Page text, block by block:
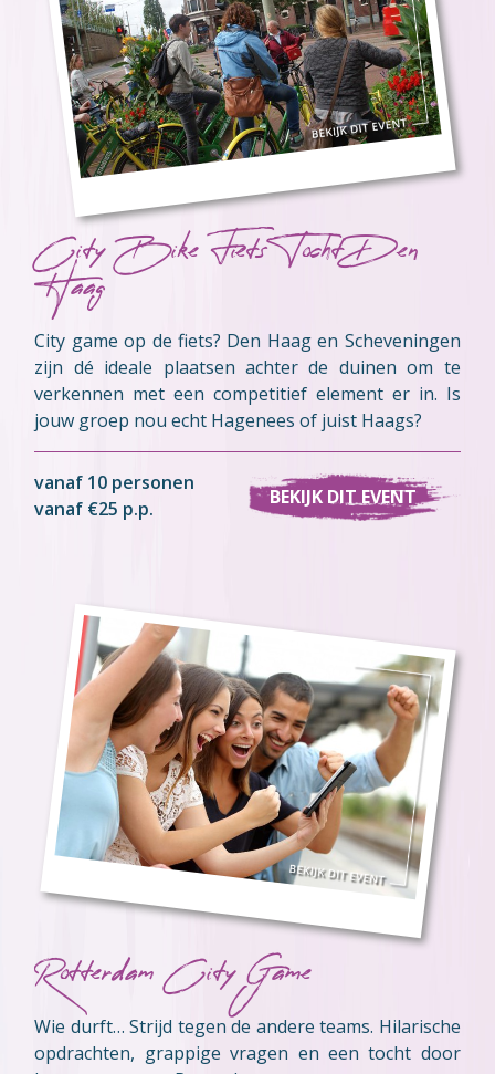
City Bike Fiets Tocht Den
Haag
City game op de fiets? Den Haag en Scheveningen
zijn dé ideale plaatsen achter de duinen om te
verkennen met een competitief element er in. Is
jouw groep nou echt Hagenees of juist Haags?
vanaf 10 personen
vanaf €25 p.p.
BEKIJK DIT EVENT
Rotterdam City Game
Wie durft… Strijd tegen de andere teams. Hilarische
opdrachten, grappige vragen en een tocht door